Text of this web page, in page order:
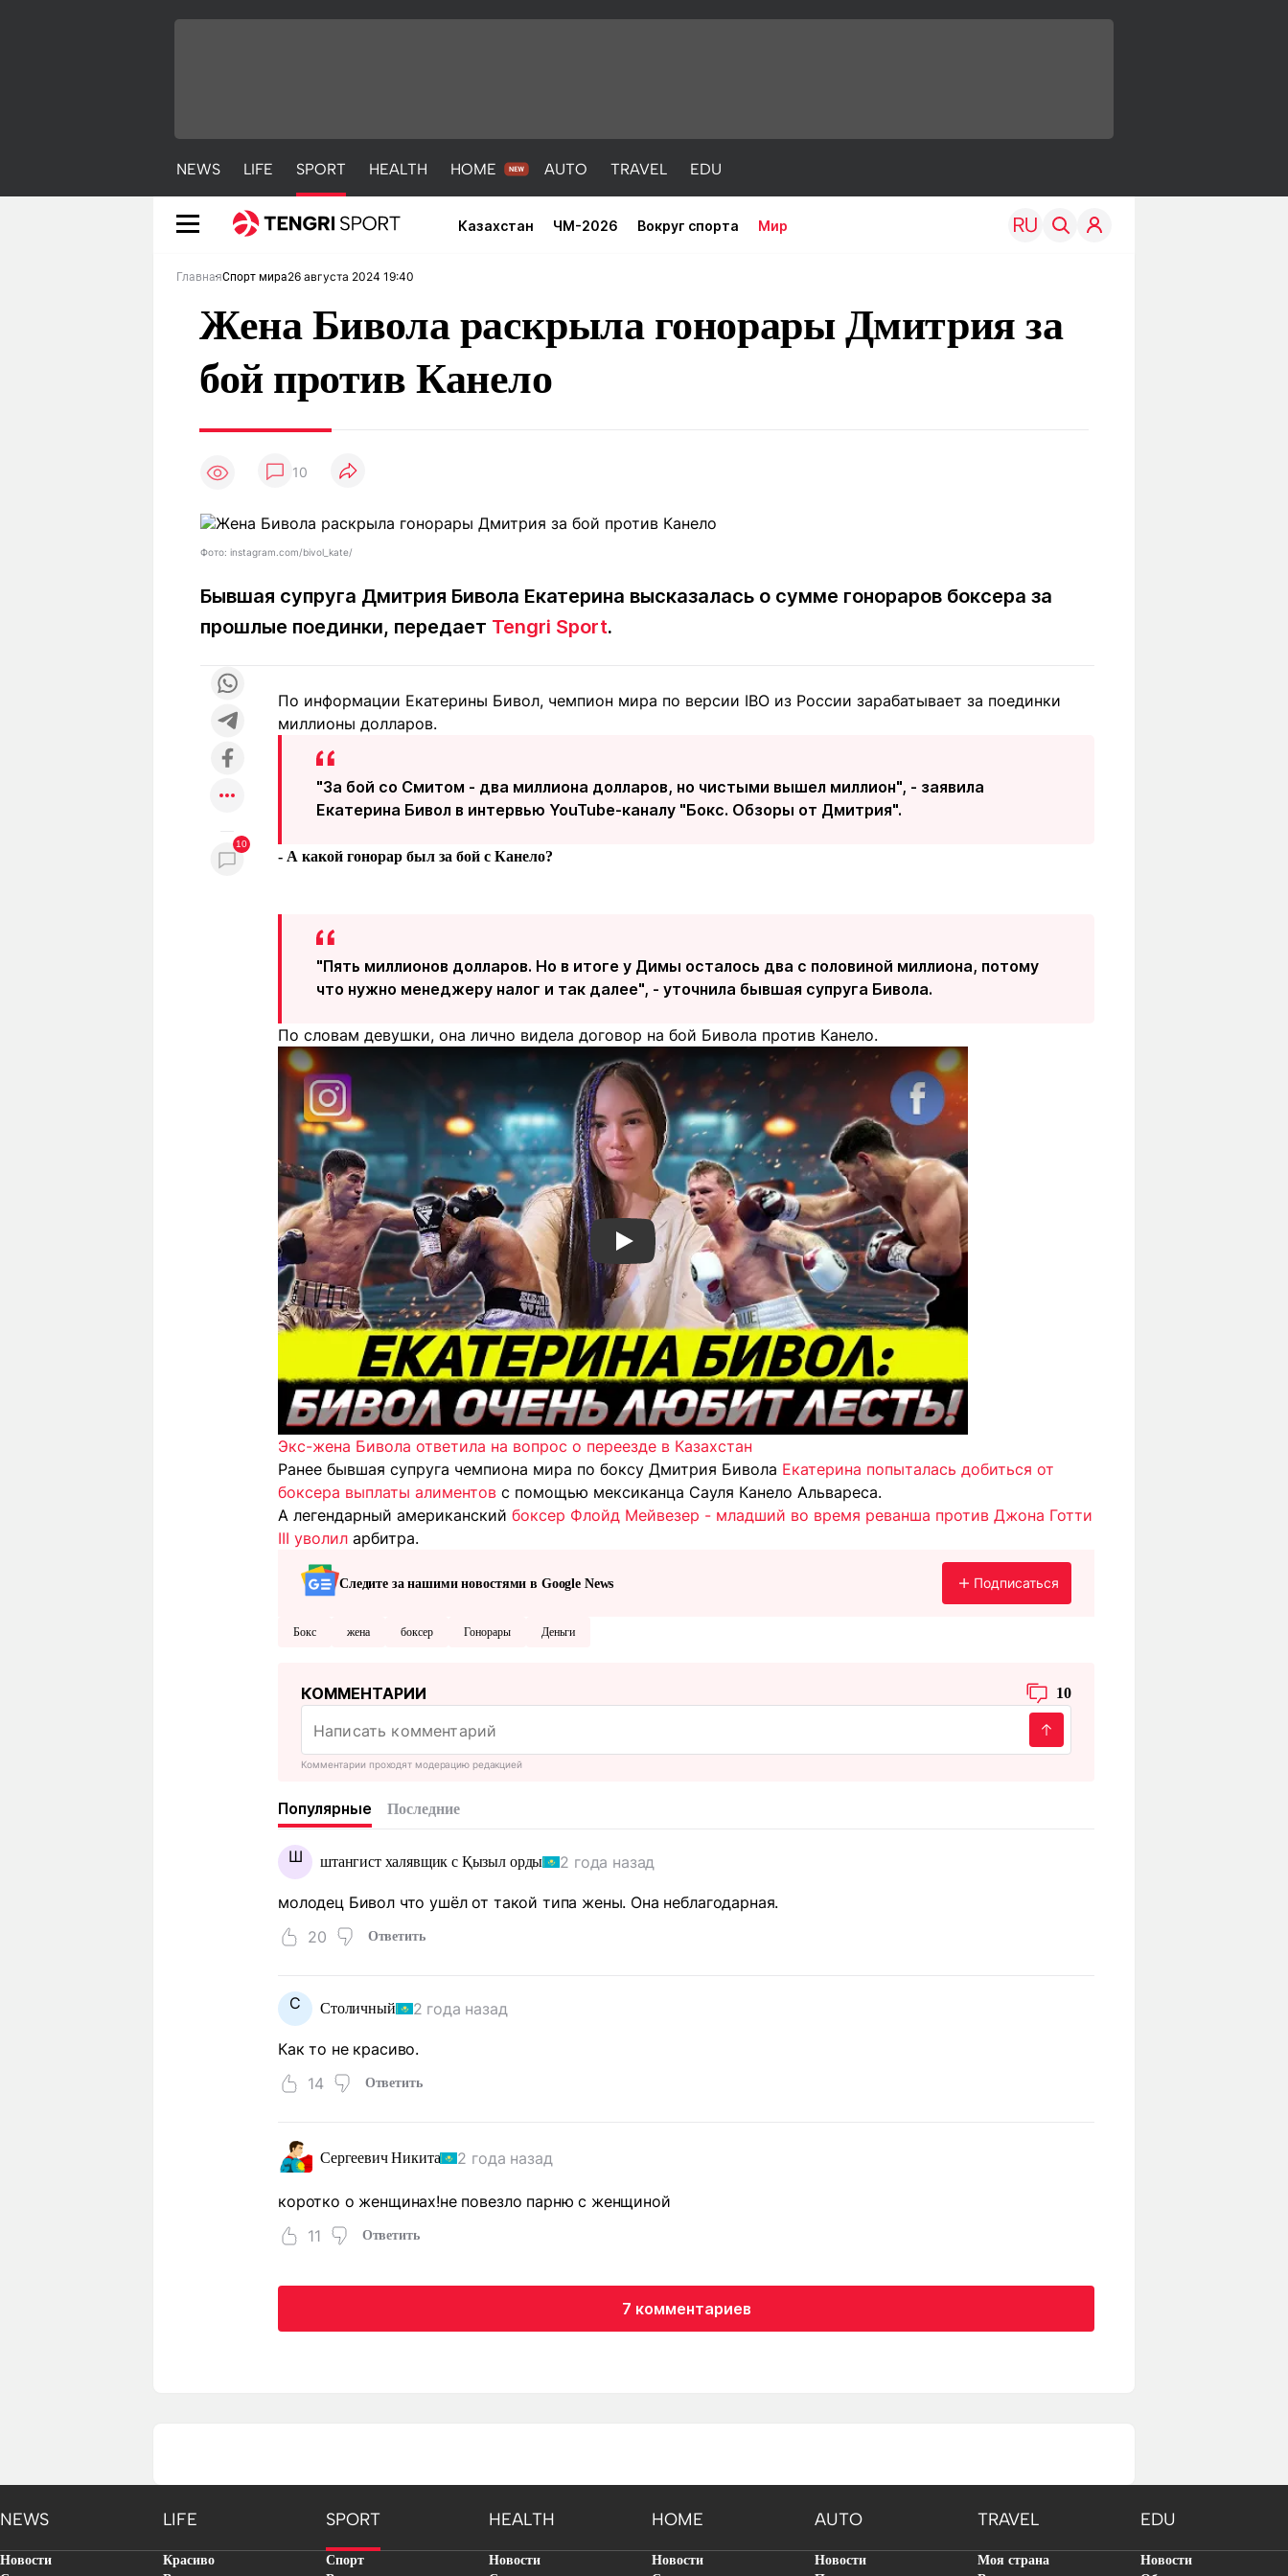
NEWS LIFE SPORT HEALTH HOME AUTO TRAVEL EDU
Казахстан ЧМ-2026 Вокруг спорта Мир
NEWS
Погода
Рейтинги
Полезно
Гороскопы
Рецепты
SPORT
чемпионов
+7 (777) 001 44 99
Реклама
ГлавнаяСпорт мира26 августа 2024 19:40
Жена Бивола раскрыла гонорары Дмитрия за
бой против Канело
10
Фото: instagram.com/bivol_kate/
Бывшая супруга Дмитрия Бивола Екатерина высказалась о сумме гонораров боксера за
прошлые поединки, передает Tengri Sport.
10
По информации Екатерины Бивол, чемпион мира по версии IBO из России зарабатывает за поединки
миллионы долларов.
"За бой со Смитом - два миллиона долларов, но чистыми вышел миллион", - заявила
Екатерина Бивол в интервью YouTube-каналу "Бокс. Обзоры от Дмитрия".
- А какой гонорар был за бой с Канело?
"Пять миллионов долларов. Но в итоге у Димы осталось два с половиной миллиона, потому
что нужно менеджеру налог и так далее", - уточнила бывшая супруга Бивола.
По словам девушки, она лично видела договор на бой Бивола против Канело.
Смотреть видео YouTube
Экс-жена Бивола ответила на вопрос о переезде в Казахстан
Ранее бывшая супруга чемпиона мира по боксу Дмитрия Бивола Екатерина попыталась добиться от
боксера выплаты алиментов с помощью мексиканца Сауля Канело Альвареса.
А легендарный американский боксер Флойд Мейвезер - младший во время реванша против Джона Готти
III уволил арбитра.
Следите за нашими новостями в Google News Подписаться
Бокс жена боксер Гонорары Деньги
КОММЕНТАРИИ 10
Комментарии проходят модерацию редакцией
Популярные Последние
Ш штангист халявщик с Қызыл орды 2 года назад
молодец Бивол что ушёл от такой типа жены. Она неблагодарная.
20
Ответить
С Столичный 2 года назад
Как то не красиво.
14
Ответить
Сергеевич Никита 2 года назад
коротко о женщинах!не повезло парню с женщиной
11
Ответить
7 комментариев
NEWS LIFE SPORT HEALTH HOME AUTO TRAVEL EDU
Новости
Красиво
Спорт
Новости
Новости
Новости
Моя страна
Новости